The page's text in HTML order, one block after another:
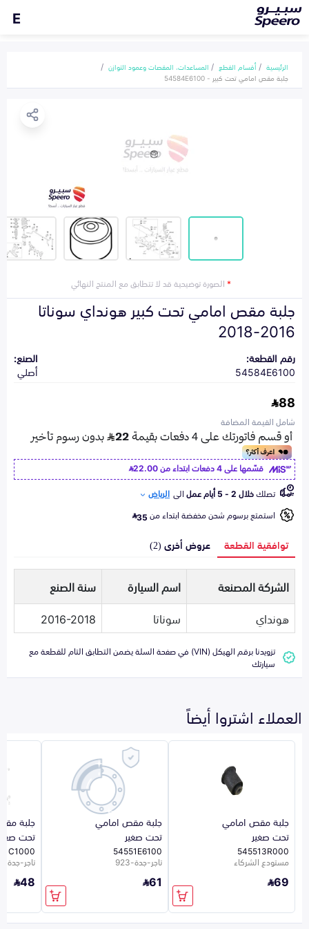
E
الرئيسية أقسام القطع
المساعدات، المقصات وعمود التوازن
جلبة مقص امامي تحت كبير - 54584E6100
*الصورة توضيحية قد لا تتطابق مع المنتج النهائي
جلبة مقص امامي تحت كبير هونداي سوناتا
2016-2018
رقم القطعة:
54584E6100
الصنع:
أصلي
88
شامل القيمة المضافة
قسّمها على 4 دفعات ابتداء من
22.00
تصلكخلال 2 - 5 أيام عمل الى الرياض
استمتع برسوم شحن مخفضة ابتداء من35
توافقية القطعة عروض أخرى (2)
الشركة المصنعة اسم السيارة
سنة الصنع
هونداي
سوناتا 2016-2018
تزويدنا برقم الهيكل (VIN) في صفحة السلة يضمن التطابق التام للقطعة مع
سيارتك
العملاء اشتروا أيضاً
جلبة مقص امامي
تحت صغير
545513R000
مستودع الشركاء
69
جلبة مقص امامي
تحت صغير
54551E6100
تاجر-جدة-923
61
جلبة
تحت
تاجر-جدة-923
48